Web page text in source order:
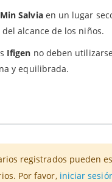
Salviaen un lugar
alcance de los niños.
Ifigen no deben
y equilibrada.
registrados pueden
Por favor, iniciar